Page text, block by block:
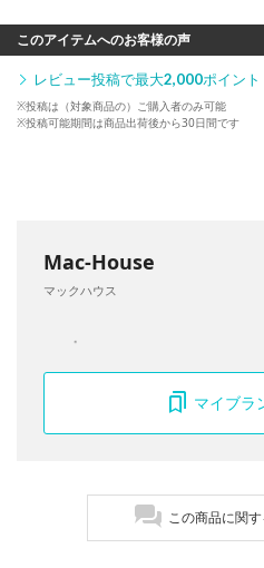
このアイテムへのお客様の声
レビュー投稿で最大2,000ポイント
※投稿は（対象商品の）ご購入者のみ可能
※投稿可能期間は商品出荷後から30日間です
Mac-House
マックハウス
マイブラ
この商品に関